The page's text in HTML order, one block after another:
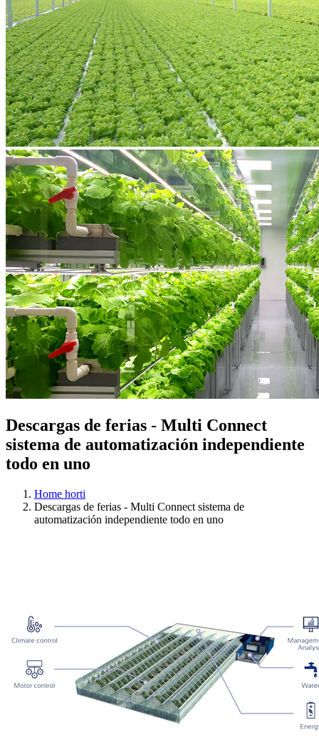
Descargas de ferias - Multi Connect
sistema de automatización independiente
todo en uno
Home horti
Descargas de ferias - Multi Connect sistema de
automatización independiente todo en uno